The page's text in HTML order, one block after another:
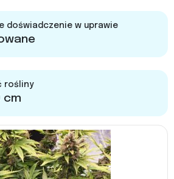
doświadczenie w uprawie
rośliny
cm